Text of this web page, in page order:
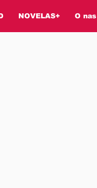
NOVELAS+ O nas